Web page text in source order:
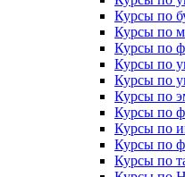
Курсы по
Курсы по
Курсы по
Курсы по
Курсы по
Курсы по
Курсы по
Курсы по
Курсы по
Курсы по